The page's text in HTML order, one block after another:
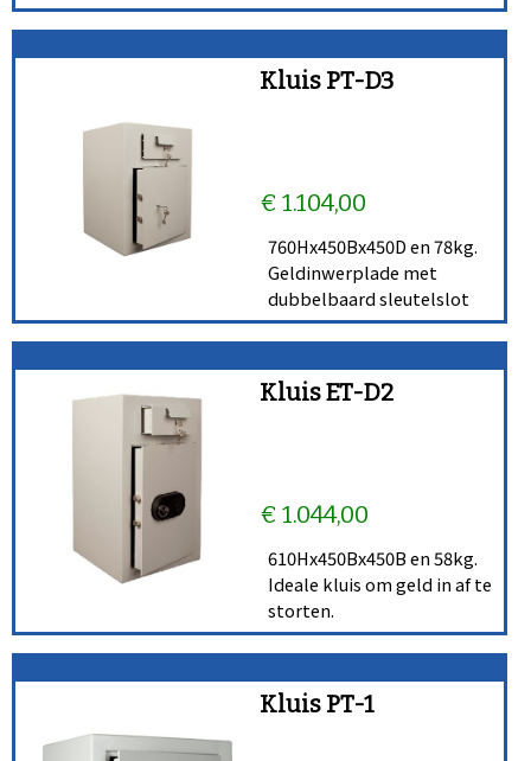
Kluis PT-D3
€ 1.104,00
760Hx450Bx450D en 78kg.
Geldinwerplade met
dubbelbaard sleutelslot
Kluis ET-D2
€ 1.044,00
610Hx450Bx450B en 58kg.
Ideale kluis om geld in af te
storten.
Kluis PT-1